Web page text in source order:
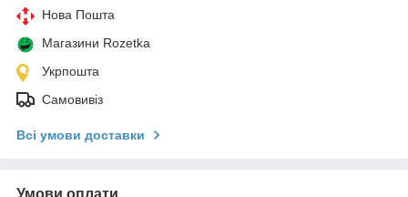
Нова Пошта
Магазини Rozetka
Укрпошта
Самовивіз
Всі умови доставки
Умови оплати